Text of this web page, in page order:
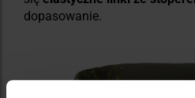
dopasowanie.